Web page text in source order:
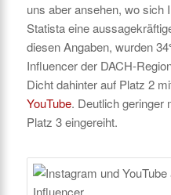
uns aber ansehen, wo sich
Statista eine
diesen Angaben, wurden
Influencer der DACH-
Dicht dahinter auf Platz 2
YouTube. Deutlich geringer
Platz 3 eingereiht.